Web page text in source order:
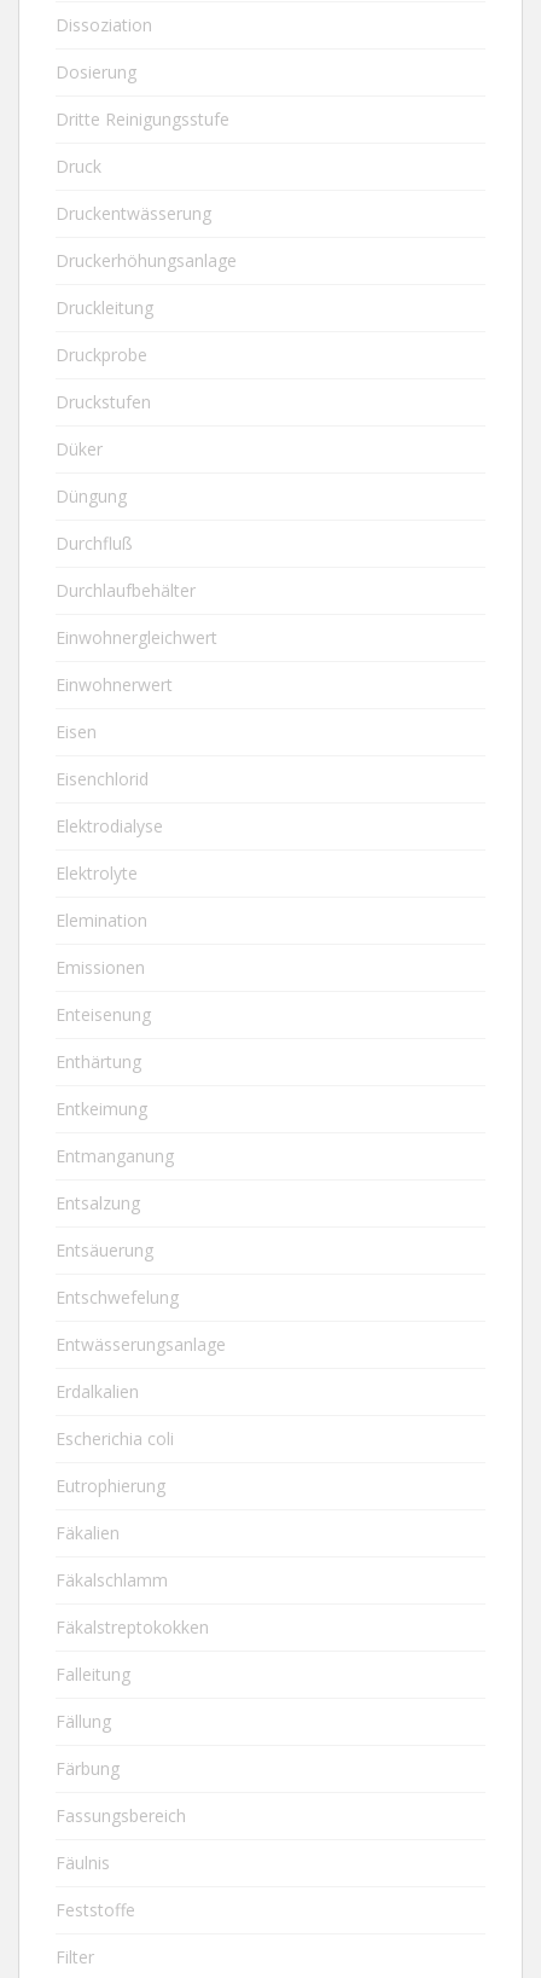
Dissoziation
Dosierung
Dritte Reinigungsstufe
Druck
Druckentwässerung
Druckerhöhungsanlage
Druckleitung
Druckprobe
Druckstufen
Düker
Düngung
Durchfluß
Durchlaufbehälter
Einwohnergleichwert
Einwohnerwert
Eisen
Eisenchlorid
Elektrodialyse
Elektrolyte
Elemination
Emissionen
Enteisenung
Enthärtung
Entkeimung
Entmanganung
Entsalzung
Entsäuerung
Entschwefelung
Entwässerungsanlage
Erdalkalien
Escherichia coli
Eutrophierung
Fäkalien
Fäkalschlamm
Fäkalstreptokokken
Falleitung
Fällung
Färbung
Fassungsbereich
Fäulnis
Feststoffe
Filter